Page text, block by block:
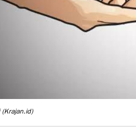
(Krajan.id)